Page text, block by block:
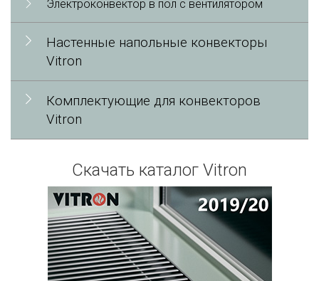
Электроконвектор в пол с вентилятором
Настенные напольные конвекторы
Vitron
Комплектующие для конвекторов
Vitron
Скачать каталог Vitron